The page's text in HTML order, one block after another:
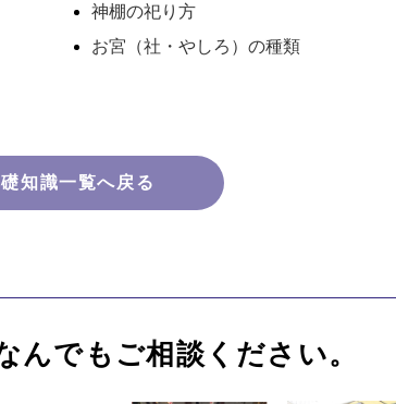
神棚の祀り方
お宮（社・やしろ）の種類
知識一覧へ戻る
んでもご相談ください。